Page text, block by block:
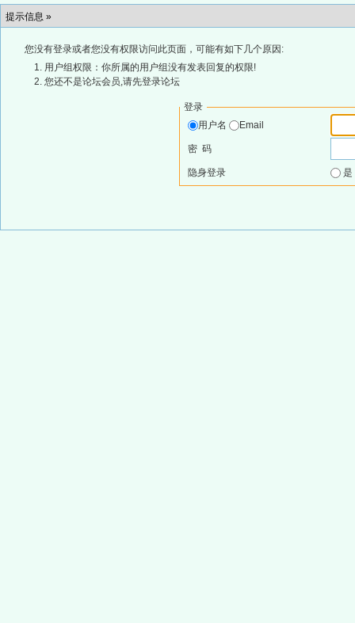
提示信息 »
您没有登录或者您没有权限访问此页面，可能有如下几个原因:
用户组权限：你所属的用户组没有发表回复的权限!
您还不是论坛会员,请先登录论坛
登录
用户名
Email
密 码
隐身登录